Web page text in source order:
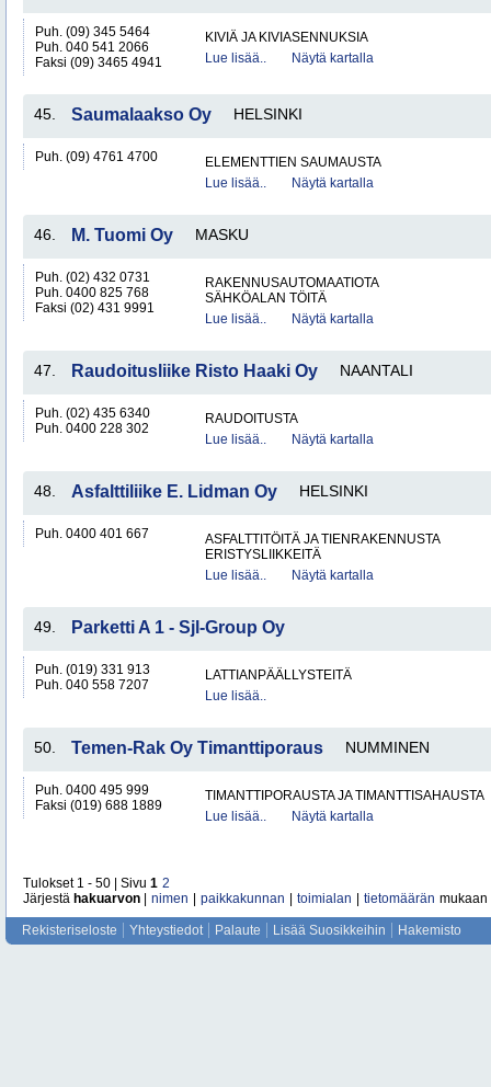
Puh. (09) 345 5464
Puh. 040 541 2066
Faksi (09) 3465 4941
KIVIÄ JA KIVIASENNUKSIA
Lue lisää..
Näytä kartalla
45. Saumalaakso Oy HELSINKI
Puh. (09) 4761 4700
ELEMENTTIEN SAUMAUSTA
Lue lisää..
Näytä kartalla
46. M. Tuomi Oy MASKU
Puh. (02) 432 0731
Puh. 0400 825 768
Faksi (02) 431 9991
RAKENNUSAUTOMAATIOTA
SÄHKÖALAN TÖITÄ
Lue lisää..
Näytä kartalla
47. Raudoitusliike Risto Haaki Oy NAANTALI
Puh. (02) 435 6340
Puh. 0400 228 302
RAUDOITUSTA
Lue lisää..
Näytä kartalla
48. Asfalttiliike E. Lidman Oy HELSINKI
Puh. 0400 401 667
ASFALTTITÖITÄ JA TIENRAKENNUSTA
ERISTYSLIIKKEITÄ
Lue lisää..
Näytä kartalla
49. Parketti A 1 - Sjl-Group Oy
Puh. (019) 331 913
Puh. 040 558 7207
LATTIANPÄÄLLYSTEITÄ
Lue lisää..
50. Temen-Rak Oy Timanttiporaus NUMMINEN
Puh. 0400 495 999
Faksi (019) 688 1889
TIMANTTIPORAUSTA JA TIMANTTISAHAUSTA
Lue lisää..
Näytä kartalla
Tulokset 1 - 50 | Sivu 1 2
Järjestä hakuarvon nimen paikkakunnan toimialan tietomäärän mukaan
Rekisteriseloste Yhteystiedot Palaute Lisää Suosikkeihin Hakemisto